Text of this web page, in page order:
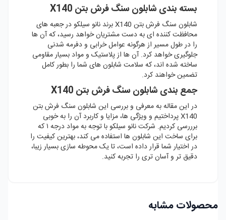
بسته بندی شابلون سنگ فرش بتن X140
شابلون سنگ فرش بتن X140 برند نانو سیلکو در جعبه های
محافظت کننده ای به دست مشتریان خواهد رسید، که آن ها
را در طول مسیر از هرگونه عوامل خرابی و دفرمه شدنی
جلوگیری خواهد کرد. آن ها از پلاستیک و مواد بسیار مقاومی
ساخته شده اند، که سلامت شابلون های شما را بطور کامل
تضمین خواهند کرد.
جمع بندی شابلون سنگ فرش بتن X140
در این مقاله به معرفی و بررسی این شابلون سنگ فرش بتن
X140 پرداختیم و ویژگی ها، مزایا و کاربرد آن را به خوبی
برررسی کردیم. شرکت نانو سیلکو با توجه به مواد درجه ۱ که
برای ساخت این شابلون ها استفاده می کند، بهترین کیفیت را
در اختیار شما قرار داده است، تا یک محوطه سازی بسیار زیبا،
دقیق تر و آسان تری را تجربه کنید.
محصولات مشابه